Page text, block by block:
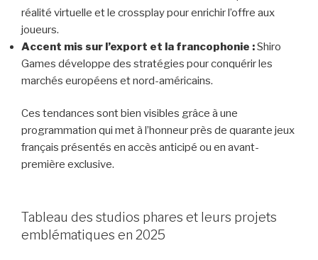
réalité virtuelle et le crossplay pour enrichir l’offre aux
joueurs.
Accent mis sur l’export et la francophonie :Shiro
Games développe des stratégies pour conquérir les
marchés européens et nord-américains.
Ces tendances sont bien visibles grâce à une
programmation qui met à l’honneur près de quarante jeux
français présentés en accès anticipé ou en avant-
première exclusive.
Tableau des studios phares et leurs projets
emblématiques en 2025